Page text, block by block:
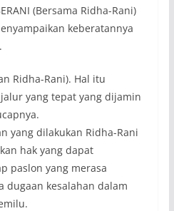
(Bersama Ridha-Rani)
keberatannya
Ridha-Rani). Hal itu
yang tepat yang dijamin
yang dilakukan Ridha-Rani
hak yang dapat
paslon yang merasa
dugaan kesalahan dalam